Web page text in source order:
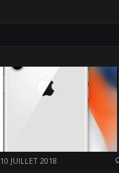
10 JUILLET 2018